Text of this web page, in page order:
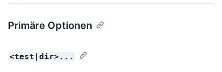
Primäre Optionen
<test|dir>...